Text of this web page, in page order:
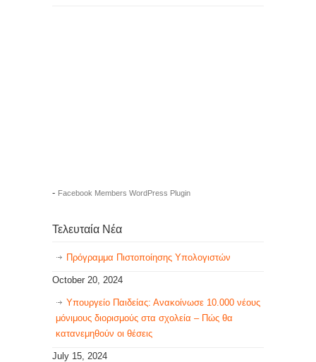
- Facebook Members WordPress Plugin
Τελευταία Νέα
Πρόγραμμα Πιστοποίησης Υπολογιστών
October 20, 2024
Υπουργείο Παιδείας: Ανακοίνωσε 10.000 νέους
μόνιμους διορισμούς στα σχολεία – Πώς θα
κατανεμηθούν οι θέσεις
July 15, 2024